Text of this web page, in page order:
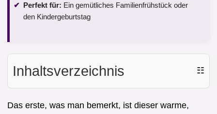
Perfekt für: Ein gemütliches Familienfrühstück oder
den Kindergeburtstag
Inhaltsverzeichnis ☷
Das erste, was man bemerkt, ist dieser warme,